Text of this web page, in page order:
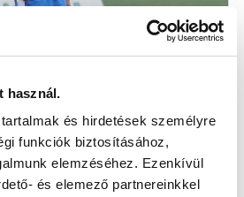
használ.
és hirdetések személyre
funkciók biztosításához,
elemzéséhez. Ezenkívül
és elemező partnereinkkel